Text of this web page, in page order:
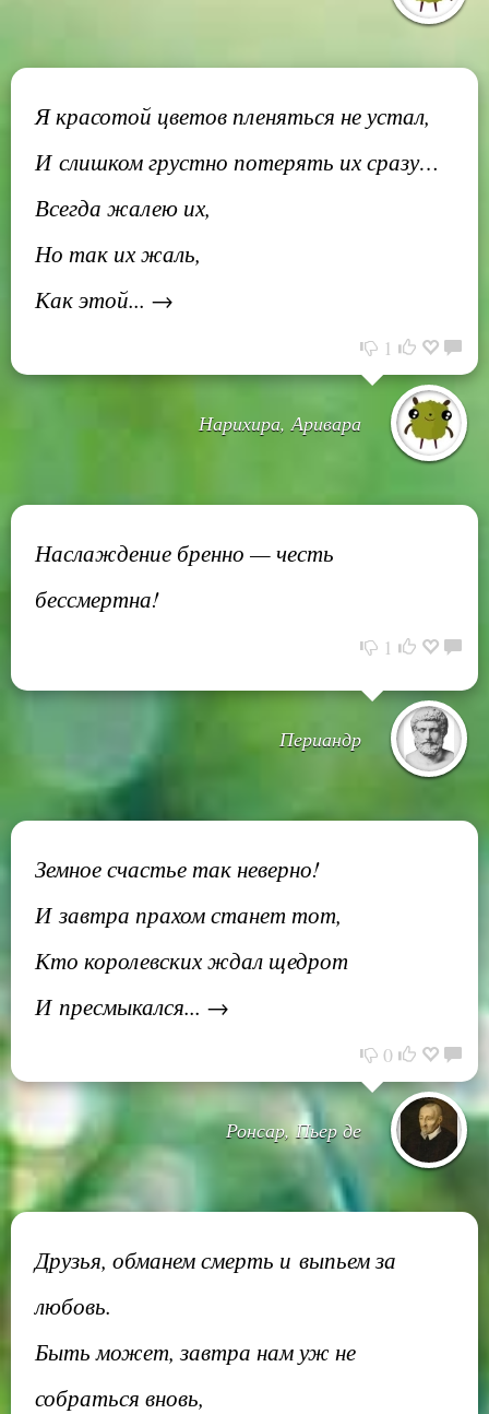
Я красотой цветов пленяться не устал,
И слишком грустно потерять их сразу…
Всегда жалею их,
Но так их жаль,
Как этой... →
1
Нарихира, Аривара
Наслаждение бренно — честь
бессмертна!
1
Периандр
Земное счастье так неверно!
И завтра прахом станет тот,
Кто королевских ждал щедрот
И пресмыкался... →
0
Ронсар, Пьер де
Друзья, обманем смерть и выпьем за
любовь.
Быть может, завтра нам уж не
собраться вновь,